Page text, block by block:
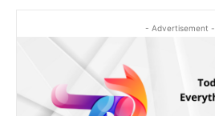
- Advertisement -